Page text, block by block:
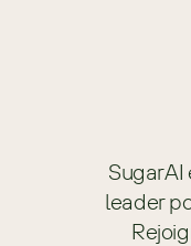
SugarAI
leader